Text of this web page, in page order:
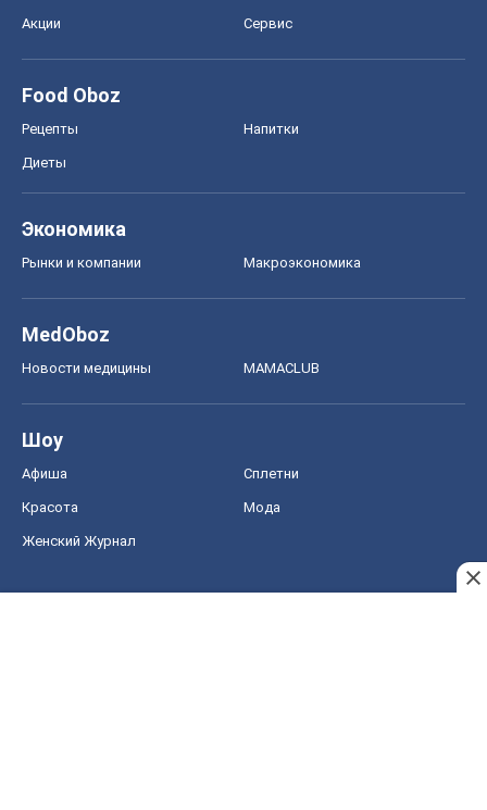
Акции Сервис
Food Oboz
Рецепты Напитки
Диеты
Экономика
Рынки и компании Mакроэкономика
MedOboz
Новости медицины MAMACLUB
Шоу
Афиша Сплетни
Красота Мода
Женский Журнал